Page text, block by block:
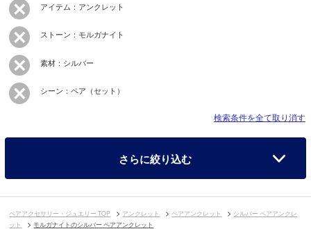
アイテム：アンクレット
ストーン：モルガナイト
素材：シルバー
シーン：ペア（セット）
検索条件を全て取り消す
さらに絞り込む
ペアアクセサリー・ジュエリー TOP アンクレット ペアアンクレット
シルバー ペアアンクレ
ット
モルガナイトのシルバー ペアアンクレット